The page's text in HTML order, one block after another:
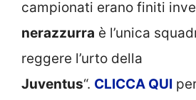
campionati erano finiti
nerazzurra è l’unica
reggere l’urto della
Juventus“. CLICCA QUI